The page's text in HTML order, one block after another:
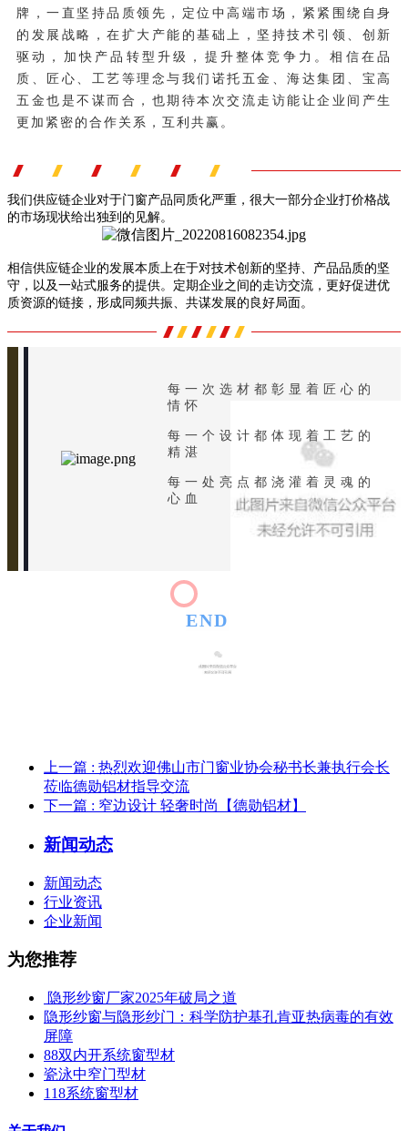
牌，一直坚持品质领先，定位中高端市场，紧紧围绕自身
的发展战略，在扩大产能的基础上，坚持技术引领、创新
驱动，加快产品转型升级，提升整体竞争力。相信在品
质、匠心、工艺等理念与我们诺托五金、海达集团、宝高
五金也是不谋而合，也期待本次交流走访能让企业间产生
更加紧密的合作关系，互利共赢。
我们供应链企业对于门窗产品同质化严重，很大一部分企业打价格战
的市场现状给出独到的见解。
相信供应链企业的发展本质上在于对技术创新的坚持、产品品质的坚
守，以及一站式服务的提供。定期企业之间的走访交流，更好促进优
质资源的链接，形成同频共振、共谋发展的良好局面。
每一次选材都彰显着匠心的
情怀
每一个设计都体现着工艺的
精湛
每一处亮点都浇灌着灵魂的
心血
END
上一篇 : 热烈欢迎佛山市门窗业协会秘书长兼执行会长
莅临德勋铝材指导交流
下一篇 : 窄边设计 轻奢时尚【德勋铝材】
新闻动态
新闻动态
行业资讯
企业新闻
为您推荐
​ 隐形纱窗厂家2025年破局之道
隐形纱窗与隐形纱门：科学防护基孔肯亚热病毒的有效
屏障
88双内开系统窗型材
瓷泳中窄门型材
118系统窗型材